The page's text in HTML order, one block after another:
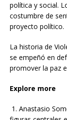
política y social.
costumbre de
proyecto político.
La historia de
se empeñó en
promover la paz
Explore more
1. Anastasio